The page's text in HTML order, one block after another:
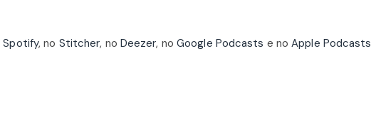
Spotify, no Stitcher, no Deezer, no Google Podcasts e noApple Podcasts